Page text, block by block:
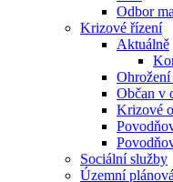
Odbor
Krizové řízení
Aktuálně
Ohrožení
Občan v
Krizové
Sociální služby
Územní